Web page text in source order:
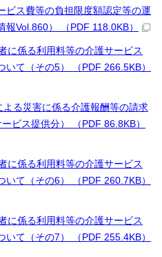
ビス費等の負担限度額認定等の運
Vol.860） （PDF 118.0KB）
に係る利用料等の介護サービス
て（その5） （PDF 266.5KB）
る災害に係る介護報酬等の請求
ビス提供分） （PDF 86.8KB）
に係る利用料等の介護サービス
て（その6） （PDF 260.7KB）
に係る利用料等の介護サービス
て（その7） （PDF 255.4KB）